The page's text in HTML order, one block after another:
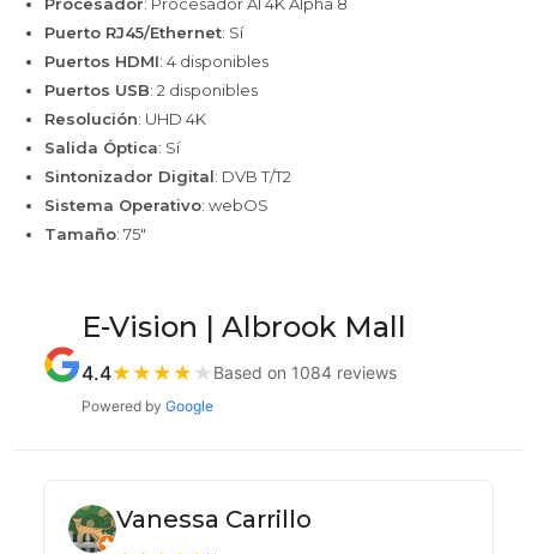
Puerto RJ45/Ethernet: Sí
Puertos HDMI: 4 disponibles
Puertos USB: 2 disponibles
Resolución: UHD 4K
Salida Óptica: Sí
Sintonizador Digital: DVB T/T2
Sistema Operativo: webOS
Tamaño: 75"
E-Vision | Albrook Mall
4.4★ ★ ★ ★ ★ Based on 1084 reviews
Powered by Google
Vanessa Carrillo